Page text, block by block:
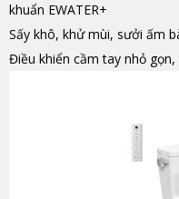
khuẩn EWATER+
Sấy khô, khử mùi, sưởi ấm
Điều khiển cầm tay nhỏ